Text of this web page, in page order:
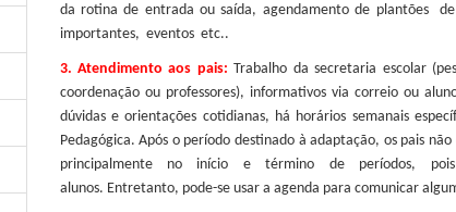
da rotina de entrada ou saída, agendamento de
importantes, eventos etc..
3. Atendimento aos pais: Trabalho da secretaria escolar
coordenação ou professores), informativos via correio ou
dúvidas e orientações cotidianas, há horários semanais
Pedagógica. Após o período destinado à adaptação, os pais
principalmente no início e término de períodos,
alunos. Entretanto, pode-se usar a agenda para comunicar